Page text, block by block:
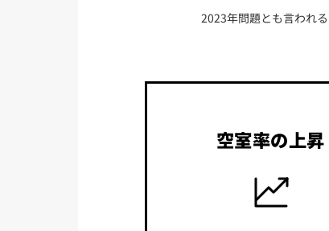
2023年問題とも言われ
空室率の上昇